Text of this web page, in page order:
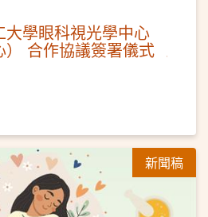
學眼科視光學中心
） 合作協議簽署儀式
新聞稿